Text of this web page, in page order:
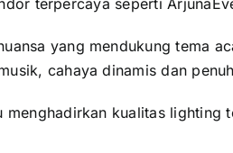
yang mendukung tema
cahaya dinamis dan
kualitas